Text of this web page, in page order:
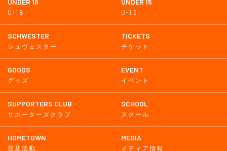
UNDER 18
U-18
UNDER 15
U-15
SCHWESTER
シュヴェスター
TICKETS
チケット
GOODS
グッズ
EVENT
イベント
SUPPORTERS CLUB
サポーターズクラブ
SCHOOL
スクール
HOMETOWN
普及活動
MEDIA
メディア情報